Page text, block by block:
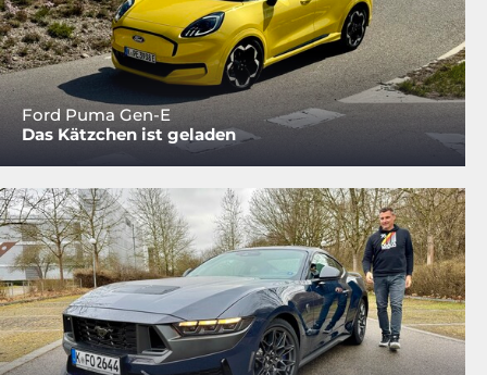
Ford Puma Gen-E
Das Kätzchen ist geladen